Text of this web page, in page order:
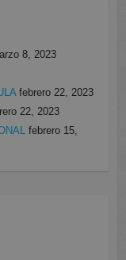
8, 2023
febrero 22, 2023
22, 2023
febrero 15,